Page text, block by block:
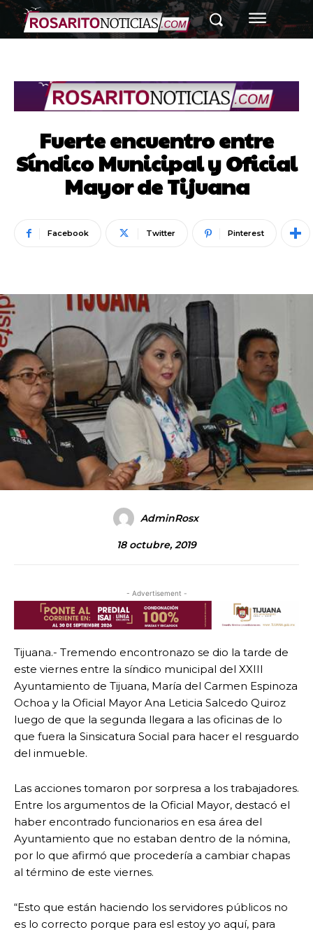
Fuerte encuentro entre
Síndico Municipal y Oficial
Mayor de Tijuana
Facebook Twitter Pinterest
AdminRosx
18 octubre, 2019
- Advertisement -
Tijuana.- Tremendo encontronazo se dio la tarde de
este viernes entre la síndico municipal del XXIII
Ayuntamiento de Tijuana, María del Carmen Espinoza
Ochoa y la Oficial Mayor Ana Leticia Salcedo Quiroz
luego de que la segunda llegara a las oficinas de lo
que fuera la Sinsicatura Social para hacer el resguardo
del inmueble.
Las acciones tomaron por sorpresa a los trabajadores.
Entre los argumentos de la Oficial Mayor, destacó el
haber encontrado funcionarios en esa área del
Ayuntamiento que no estaban dentro de la nómina,
por lo que afirmó que procedería a cambiar chapas
al término de este viernes.
“Esto que están haciendo los servidores públicos no
es lo correcto porque para esl estoy yo aquí, para